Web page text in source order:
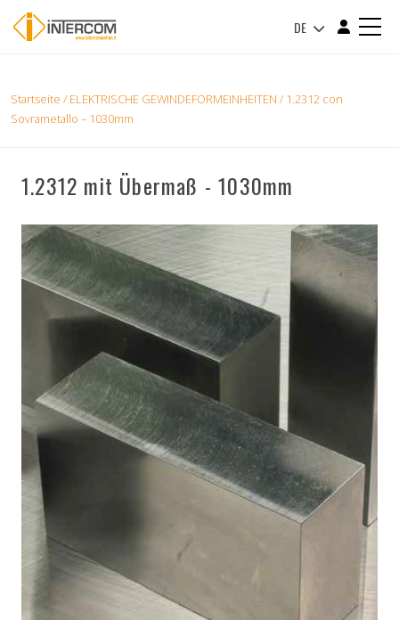
DE
Startseite / ELEKTRISCHE GEWINDEFORMEINHEITEN / 1.2312 con
Sovrametallo – 1030mm
1.2312 mit Übermaß - 1030mm